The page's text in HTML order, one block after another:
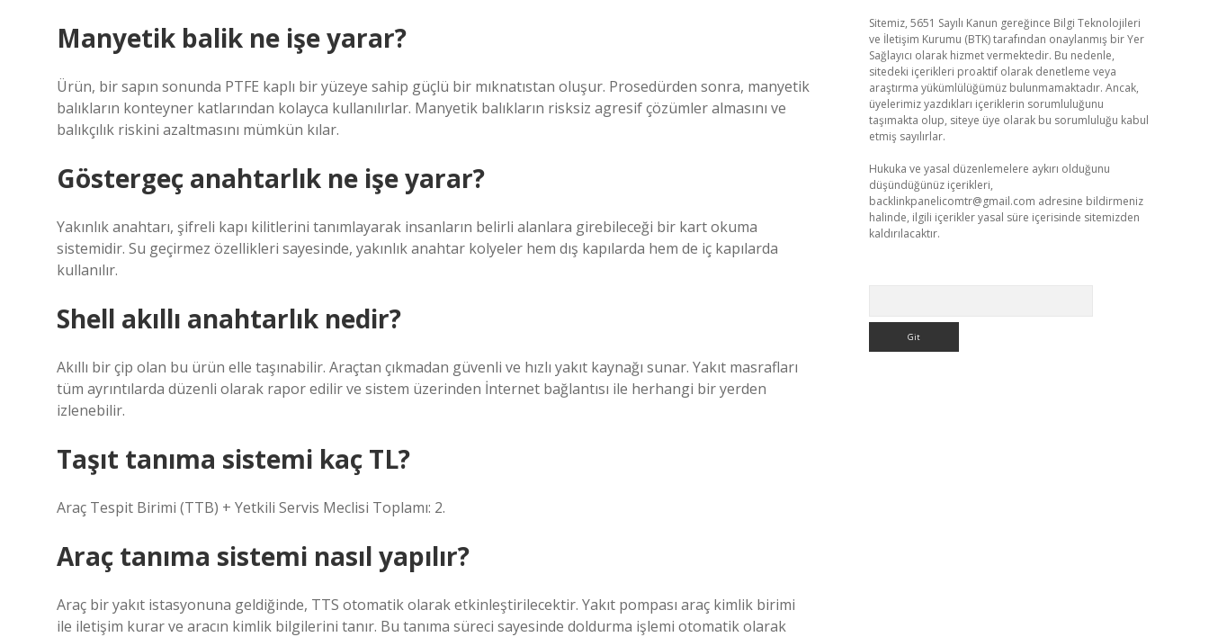
Manyetik balik ne işe yarar?
Ürün, bir sapın sonunda PTFE kaplı bir yüzeye sahip güçlü bir mıknatıstan oluşur. Prosedürden sonra, manyetik
balıkların konteyner katlarından kolayca kullanılırlar. Manyetik balıkların risksiz agresif çözümler almasını ve
balıkçılık riskini azaltmasını mümkün kılar.
Göstergeç anahtarlık ne işe yarar?
Yakınlık anahtarı, şifreli kapı kilitlerini tanımlayarak insanların belirli alanlara girebileceği bir kart okuma
sistemidir. Su geçirmez özellikleri sayesinde, yakınlık anahtar kolyeler hem dış kapılarda hem de iç kapılarda
kullanılır.
Shell akıllı anahtarlık nedir?
Akıllı bir çip olan bu ürün elle taşınabilir. Araçtan çıkmadan güvenli ve hızlı yakıt kaynağı sunar. Yakıt masrafları
tüm ayrıntılarda düzenli olarak rapor edilir ve sistem üzerinden İnternet bağlantısı ile herhangi bir yerden
izlenebilir.
Taşıt tanıma sistemi kaç TL?
Araç Tespit Birimi (TTB) + Yetkili Servis Meclisi Toplamı: 2.
Araç tanıma sistemi nasıl yapılır?
Araç bir yakıt istasyonuna geldiğinde, TTS otomatik olarak etkinleştirilecektir. Yakıt pompası araç kimlik birimi
ile iletişim kurar ve aracın kimlik bilgilerini tanır. Bu tanıma süreci sayesinde doldurma işlemi otomatik olarak
Sitemiz, 5651 Sayılı Kanun gereğince Bilgi Teknolojileri
ve İletişim Kurumu (BTK) tarafından onaylanmış bir Yer
Sağlayıcı olarak hizmet vermektedir. Bu nedenle,
sitedeki içerikleri proaktif olarak denetleme veya
araştırma yükümlülüğümüz bulunmamaktadır. Ancak,
üyelerimiz yazdıkları içeriklerin sorumluluğunu
taşımakta olup, siteye üye olarak bu sorumluluğu kabul
etmiş sayılırlar.
Hukuka ve yasal düzenlemelere aykırı olduğunu
düşündüğünüz içerikleri,
backlinkpanelicomtr@gmail.com adresine bildirmeniz
halinde, ilgili içerikler yasal süre içerisinde sitemizden
kaldırılacaktır.